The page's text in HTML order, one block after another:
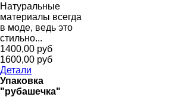
Натуральные
материалы всегда
в моде, ведь это
стильно...
1400,00 руб
1600,00 руб
Детали
Упаковка
"рубашечка"